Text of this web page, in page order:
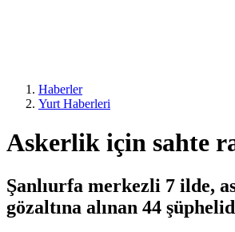
Haberler
Yurt Haberleri
Askerlik için sahte
Şanlıurfa merkezli 7 ilde,
gözaltına alınan 44